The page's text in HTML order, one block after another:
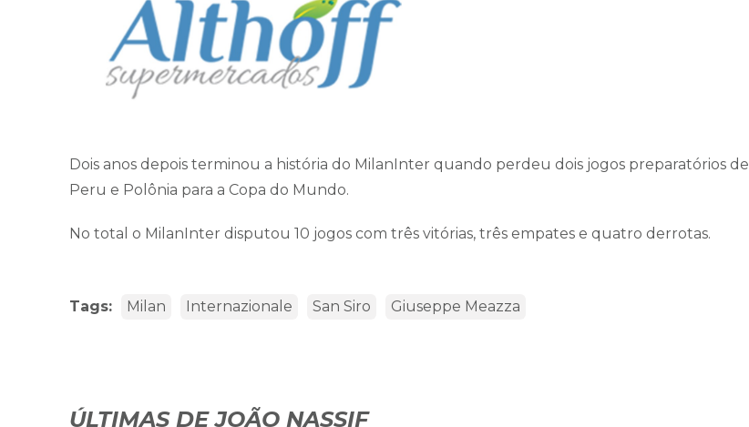
Dois anos depois terminou a história do MilanInter quando perdeu dois jogos preparatórios de
Peru e Polônia para a Copa do Mundo.
No total o MilanInter disputou 10 jogos com três vitórias, três empates e quatro derrotas.
Tags: Milan Internazionale San Siro Giuseppe Meazza
ÚLTIMAS DE JOÃO NASSIF